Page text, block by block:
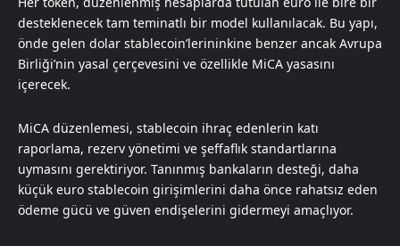
desteklenecek tam teminatlı bir model kullanılacak. Bu yapı,
önde gelen dolar stablecoin’lerininkine benzer ancak Avrupa
Birliği’nin yasal çerçevesini ve özellikle MiCA yasasını
içerecek.
MiCA düzenlemesi, stablecoin ihraç edenlerin katı
raporlama, rezerv yönetimi ve şeffaflık standartlarına
uymasını gerektiriyor. Tanınmış bankaların desteği, daha
küçük euro stablecoin girişimlerini daha önce rahatsız eden
ödeme gücü ve güven endişelerini gidermeyi amaçlıyor.